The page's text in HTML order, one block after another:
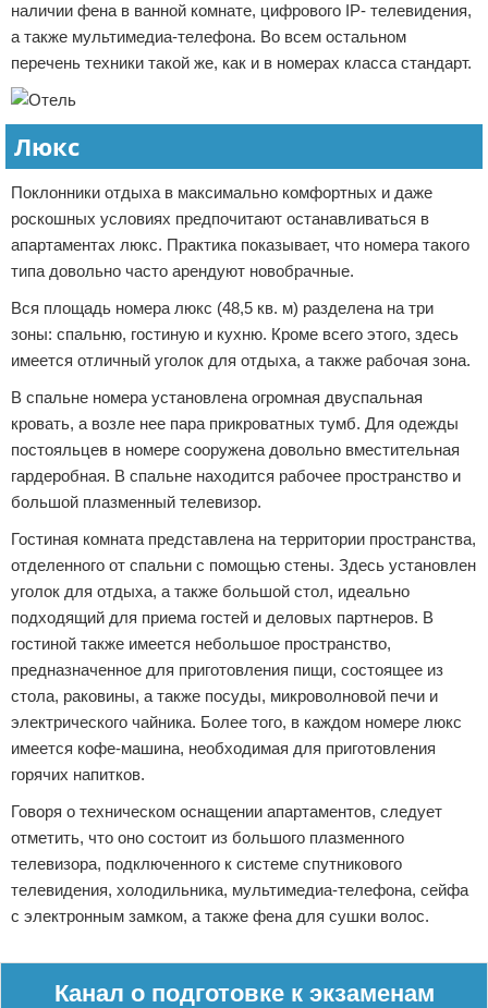
наличии фена в ванной комнате, цифрового IP- телевидения,
а также мультимедиа-телефона. Во всем остальном
перечень техники такой же, как и в номерах класса стандарт.
Люкс
Поклонники отдыха в максимально комфортных и даже
роскошных условиях предпочитают останавливаться в
апартаментах люкс. Практика показывает, что номера такого
типа довольно часто арендуют новобрачные.
Вся площадь номера люкс (48,5 кв. м) разделена на три
зоны: спальню, гостиную и кухню. Кроме всего этого, здесь
имеется отличный уголок для отдыха, а также рабочая зона.
В спальне номера установлена огромная двуспальная
кровать, а возле нее пара прикроватных тумб. Для одежды
постояльцев в номере сооружена довольно вместительная
гардеробная. В спальне находится рабочее пространство и
большой плазменный телевизор.
Гостиная комната представлена на территории пространства,
отделенного от спальни с помощью стены. Здесь установлен
уголок для отдыха, а также большой стол, идеально
подходящий для приема гостей и деловых партнеров. В
гостиной также имеется небольшое пространство,
предназначенное для приготовления пищи, состоящее из
стола, раковины, а также посуды, микроволновой печи и
электрического чайника. Более того, в каждом номере люкс
имеется кофе-машина, необходимая для приготовления
горячих напитков.
Говоря о техническом оснащении апартаментов, следует
отметить, что оно состоит из большого плазменного
телевизора, подключенного к системе спутникового
телевидения, холодильника, мультимедиа-телефона, сейфа
с электронным замком, а также фена для сушки волос.
Канал о подготовке к экзаменам